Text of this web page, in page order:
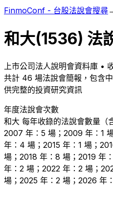
FinmoConf - 台股法說會搜尋
和大(1536) 法
上市公司法人說明會資料庫 •
共計 46 場法說會簡報，包含
供完整的投資研究資訊
年度法說會次數
和大 每年收錄的法說會數量（
2007 年：5 場；2009 年：1
年：4 場；2015 年：1 場；
場；2018 年：8 場；2019 年
年：2 場；2022 年：2 場；
場；2025 年：2 場；2026 年